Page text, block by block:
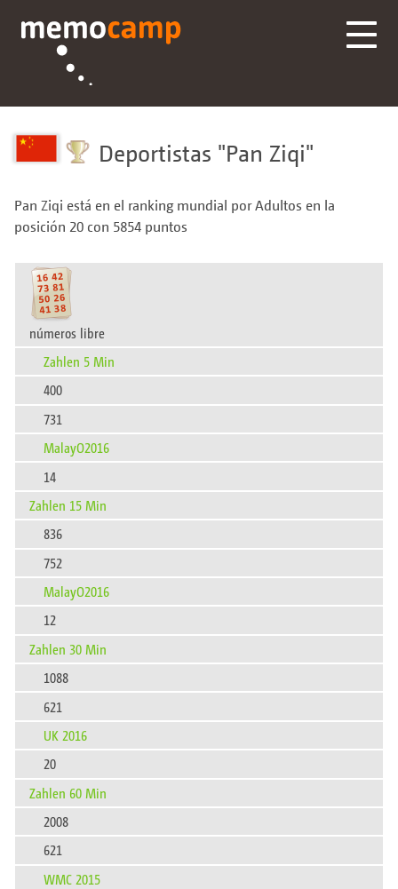
Deportistas Pan Ziqi
Pan Ziqi está en el ranking mundial por Adultos en la
posición 20 con 5854 puntos
números libre
Zahlen 5 Min
400
731
MalayO2016
14
Zahlen 15 Min
836
752
MalayO2016
12
Zahlen 30 Min
1088
621
UK 2016
20
Zahlen 60 Min
2008
621
WMC 2015